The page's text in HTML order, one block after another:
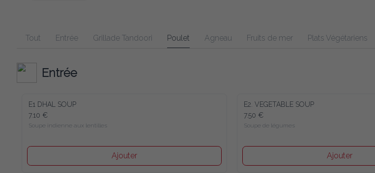
Tout Entrée Grillade Tandoori Poulet Agneau Fruits de mer Plats Végétariens
Entrée
E1 DHAL SOUP
7.10 €
Soupe indienne aux lentilles
Ajouter
E2. VEGETABLE SOUP
7.50 €
Soupe de légumes
Ajouter